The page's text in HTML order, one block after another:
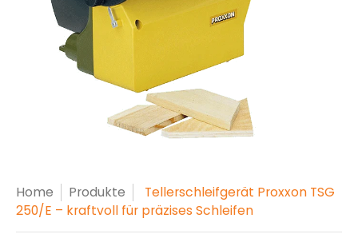
Home Produkte
Tellerschleifgerät Proxxon TSG
250/E – kraftvoll für präzises Schleifen